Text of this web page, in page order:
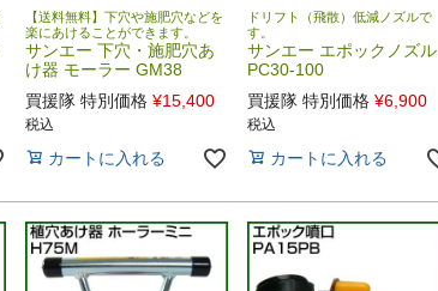
【送料無料】下穴や施肥穴などを
楽にあけることができます。
サンエー 下穴・施肥穴あ
け器 モーラー GM38
買援隊 特別価格 ¥15,400
税込
カートに入れる
ドリフト（飛散）低減ノズルで
す。
サンエー エポックノズル
PC30-100
買援隊 特別価格 ¥6,900
税込
カートに入れる